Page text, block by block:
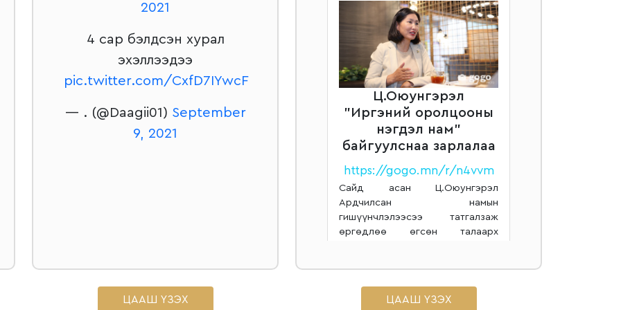
2021
4 сар бэлдсэн хурал
эхэллээдээ
pic.twitter.com/CxfD7IYwcF
— . (@Daagii01) September
9, 2021
ЦААШ ҮЗЭХ
Ц.Оюунгэрэл
"Иргэний оролцооны
нэгдэл нам"
байгуулснаа зарлалаа
https://gogo.mn/r/n4vvm
Сайд асан Ц.Оюунгэрэл
Ардчилсан намын
гишүүнчлэлээсээ татгалзаж
өргөдлөө өгсөн талаарх
ЦААШ ҮЗЭХ